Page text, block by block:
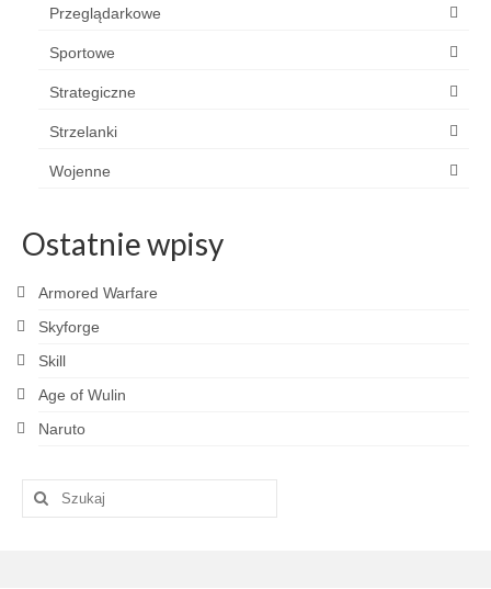
Przeglądarkowe
Sportowe
Strategiczne
Strzelanki
Wojenne
Ostatnie wpisy
Armored Warfare
Skyforge
Skill
Age of Wulin
Naruto
Szuklaj